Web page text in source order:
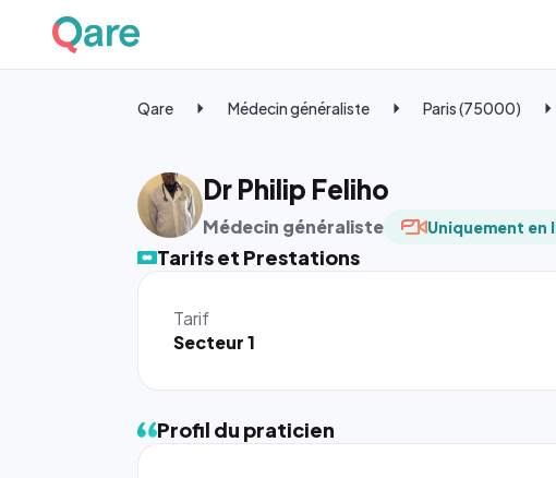
Qare Médecin généraliste Paris (75000)
Dr Philip Feliho
Médecin généraliste Uniquement en
Tarifs et Prestations
Tarif
Secteur 1
Profil du praticien